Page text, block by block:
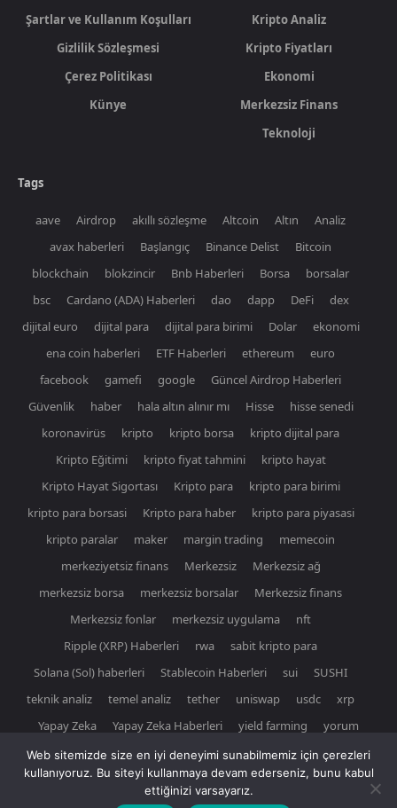
Şartlar ve Kullanım Koşulları
Gizlilik Sözleşmesi
Çerez Politikası
Künye
Kripto Analiz
Kripto Fiyatları
Ekonomi
Merkezsiz Finans
Teknoloji
Tags
aave Airdrop akıllı sözleşme Altcoin Altın
Analiz
avax haberleri
Başlangıç Binance Delist
Bitcoin
blockchain
blokzincir Bnb Haberleri Borsa
borsalar
bsc
Cardano (ADA) Haberleri dao dapp DeFi
dex
dijital euro
dijital para dijital para birimi Dolar
ekonomi
ena coin haberleri
ETF Haberleri ethereum
euro
facebook
gamefi google
Güncel Airdrop Haberleri
Güvenlik
haber hala altın alınır mı Hisse
hisse senedi
koronavirüs
kripto kripto borsa
kripto dijital para
Kripto Eğitimi
kripto fiyat tahmini
kripto hayat
Kripto Hayat Sigortası
Kripto para
kripto para birimi
kripto para borsasi
Kripto para haber
kripto para piyasasi
kripto paralar
maker margin trading
memecoin
merkeziyetsiz finans
Merkezsiz
Merkezsiz ağ
merkezsiz borsa
merkezsiz borsalar
Merkezsiz finans
Merkezsiz fonlar
merkezsiz uygulama
nft
Ripple (XRP) Haberleri
rwa
sabit kripto para
Solana (Sol) haberleri
Stablecoin Haberleri sui
SUSHI
teknik analiz
temel analiz tether uniswap usdc
xrp
Yapay Zeka
Yapay Zeka Haberleri yield farming yorum
Web sitemizde size en iyi deneyimi sunabilmemiz için çerezleri
kullanıyoruz. Bu siteyi kullanmaya devam ederseniz, bunu kabul
ettiğinizi varsayarız.